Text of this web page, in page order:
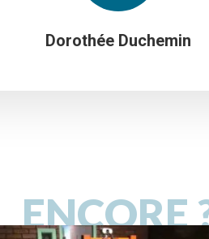
Dorothée Duchemin
ENCORE